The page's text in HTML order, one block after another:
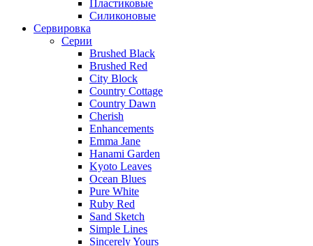
Пластиковые
Силиконовые
Сервировка
Серии
Brushed Black
Brushed Red
City Block
Country Cottage
Country Dawn
Cherish
Enhancements
Emma Jane
Hanami Garden
Kyoto Leaves
Ocean Blues
Pure White
Ruby Red
Sand Sketch
Simple Lines
Sincerely Yours